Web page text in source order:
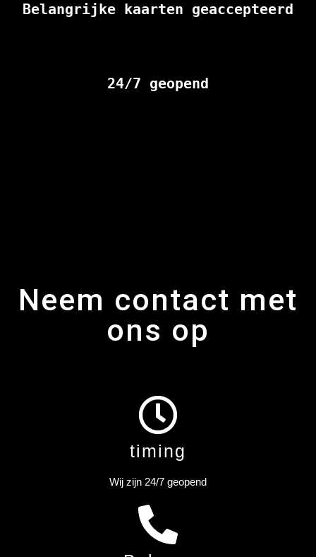
Belangrijke kaarten geaccepteerd
24/7 geopend
Neem contact met
ons op
timing
Wij zijn 24/7 geopend